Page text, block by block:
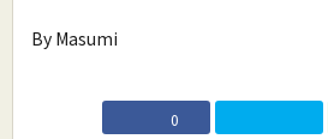
By Masumi
0